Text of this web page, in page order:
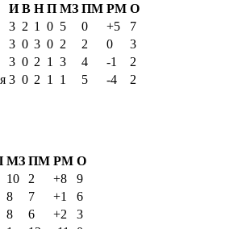
И В Н П МЗ ПМ РМ О
3 2 1 0 5 0 +5
7
3 0 3 0 2 2 0
3
3 0 2 1 3 4 -1
2
3 0 2 1 1 5 -4
2
МЗ ПМ РМ О
10 2 +8
9
8 7 +1
6
8 6 +2
3